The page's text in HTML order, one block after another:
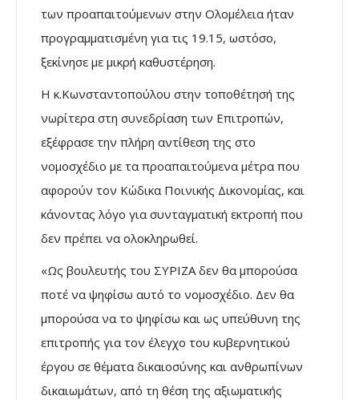
των προαπαιτούμενων στην Ολομέλεια ήταν
προγραμματισμένη για τις 19.15, ωστόσο,
ξεκίνησε με μικρή καθυστέρηση.
Η κ.Κωνσταντοπούλου στην τοποθέτησή της
νωρίτερα στη συνεδρίαση των Επιτροπών,
εξέφρασε την πλήρη αντίθεση της στο
νομοσχέδιο με τα προαπαιτούμενα μέτρα που
αφορούν τον Κώδικα Ποινικής Δικονομίας, και
κάνοντας λόγο για συνταγματική εκτροπή που
δεν πρέπει να ολοκληρωθεί.
«Ως βουλευτής του ΣΥΡΙΖΑ δεν θα μπορούσα
ποτέ να ψηφίσω αυτό το νομοσχέδιο. Δεν θα
μπορούσα να το ψηφίσω και ως υπεύθυνη της
επιτροπής για τον έλεγχο του κυβερνητικού
έργου σε θέματα δικαιοσύνης και ανθρωπίνων
δικαιωμάτων, από τη θέση της αξιωματικής